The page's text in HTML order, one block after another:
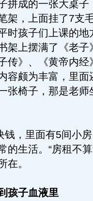
拼成的一张大桌子
架，上面挂了7支
时孩子们上课的地
架上摆满了《老子
传》、《黄帝内经
容颇为丰富，里面
张椅子，那是老师
，里面有5间小房
的生活。“房租不
在。
孩子血液里